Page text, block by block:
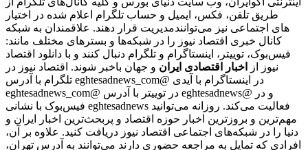
طریق تلفن، فکس، ایمیل و حساب تلگرام اعلام شده در اختیار
مدیریت قرار دهند. علاقمندان به شبکه‎‌های اجتماعی نیز می‌توانند
کانال خبری اقتصاد نیوز را در شبکه‌ها و بسترهای مختلف مانند:
فیس‌بوک، توییتر، اینستاگرام و تلگرام دنبال کنند و با دانلود اقتصاد
نیوز از
اخبار اقتصادی ایران و جهان باخبر شوند. اقتصاد نیوز در
تلگرام با آدرس eghtesadnews_com@ در اینستاگرام با آیدی
eghtesadnews_com@ در توییتر با آدرس eghtesadnews@ و در
فیس‌بوک با نشانی eghtesadnews فعالیت می‌کند. روزانه می‌توانید
مهم‌ترین و بروزترین اخبار حوزه اقتصاد و پربحث‌ترین اخبار ایران و
دنیا را در شبکه‌های اجتماعی اقتصاد نیوز دریافت کنید. علاوه بر آن،
افرادی که تمایل به مراجعه حضوری دارند می‌توانند به آدرس تهران،